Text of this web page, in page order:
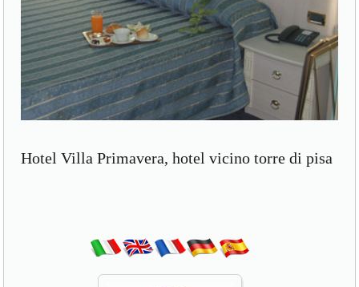
Hotel Villa Primavera, hotel vicino torre di pisa